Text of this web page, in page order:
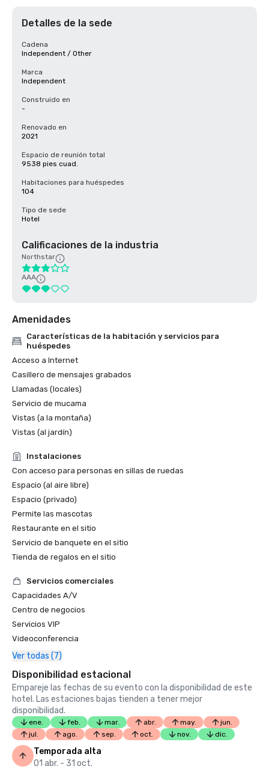
Detalles de la sede
Cadena
Independent / Other
Marca
Independent
Construido en
-
Renovado en
2021
Espacio de reunión total
9538 pies cuad.
Habitaciones para huéspedes
104
Tipo de sede
Hotel
Calificaciones de la industria
Northstar
AAA
Amenidades
Características de la habitación y servicios para
huéspedes
Acceso a Internet
Casillero de mensajes grabados
Llamadas (locales)
Servicio de mucama
Vistas (a la montaña)
Vistas (al jardín)
Instalaciones
Con acceso para personas en sillas de ruedas
Espacio (al aire libre)
Espacio (privado)
Permite las mascotas
Restaurante en el sitio
Servicio de banquete en el sitio
Tienda de regalos en el sitio
Servicios comerciales
Capacidades A/V
Centro de negocios
Servicios VIP
Videoconferencia
Ver todas (7)
Disponibilidad estacional
Empareje las fechas de su evento con la disponibilidad de este
hotel. Las estaciones bajas tienden a tener mejor
disponibilidad.
ene. feb. mar. abr. may.
jun.
jul.
ago. sep. oct. nov. dic.
Temporada alta
01 abr. - 31 oct.